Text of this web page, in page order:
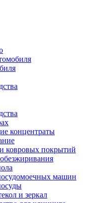
концентраты
ковровых покрытий
машин
и зеркал